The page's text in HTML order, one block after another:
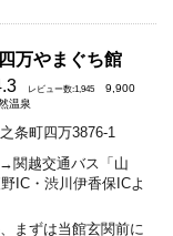
万やまぐち館
レビュー数:1,945
9,900
温泉
条町四万3876-1
関越交通バス「山
IC・渋川伊香保ICよ
ずは当館玄関前に